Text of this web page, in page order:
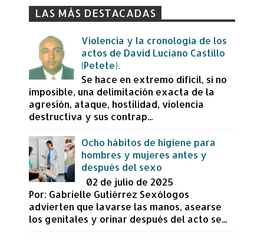
LAS MÁS DESTACADAS
Violencia y la cronología de los
actos de David Luciano Castillo
(Petete).
Se hace en extremo difícil, si no
imposible, una delimitación exacta de la
agresión, ataque, hostilidad, violencia
destructiva y sus contrap...
Ocho hábitos de higiene para
hombres y mujeres antes y
después del sexo
02 de julio de 2025
Por: Gabrielle Gutiérrez Sexólogos
advierten que lavarse las manos, asearse
los genitales y orinar después del acto se...